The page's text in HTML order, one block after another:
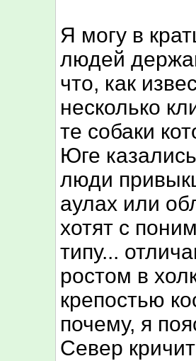
Я могу в
людей
что, как
несколько
те собаки
Юге
люди
аулах или
хотят с
типу...
ростом в
крепостью
почему, я
Север